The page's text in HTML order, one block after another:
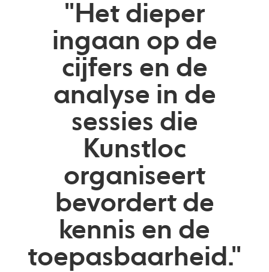
"Het dieper
ingaan op de
cijfers en de
analyse in de
sessies die
Kunstloc
organiseert
bevordert de
kennis en de
toepasbaarheid."